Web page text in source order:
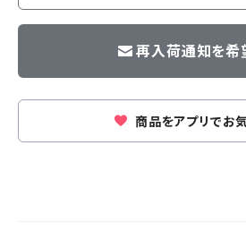
再入荷通知を希
商品をアプリでお